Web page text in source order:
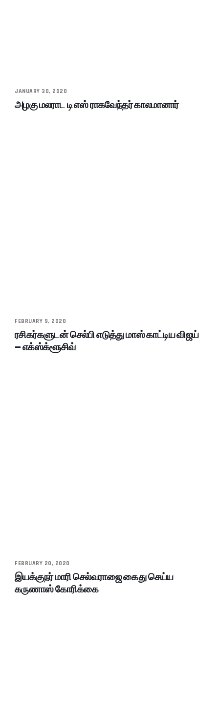
JANUARY 30, 2020
அழகு மலராட டி எஸ் ராகவேந்தர் காலமானார்
FEBRUARY 9, 2020
ரசிகர்களுடன் செல்பி எடுத்து மாஸ் காட்டிய விஜய்
– எக்ஸ்க்ளூசிவ்
FEBRUARY 20, 2020
இயக்குநர் மாரி செல்வராஜை கைது செய்ய
கருணாஸ் கோரிக்கை